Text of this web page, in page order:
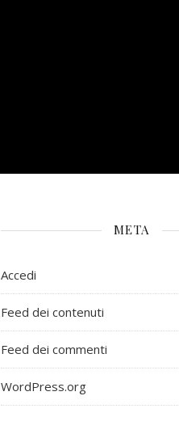
META
Accedi
Feed dei contenuti
Feed dei commenti
WordPress.org